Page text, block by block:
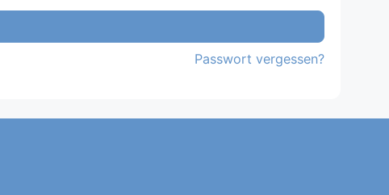
Passwort vergessen?